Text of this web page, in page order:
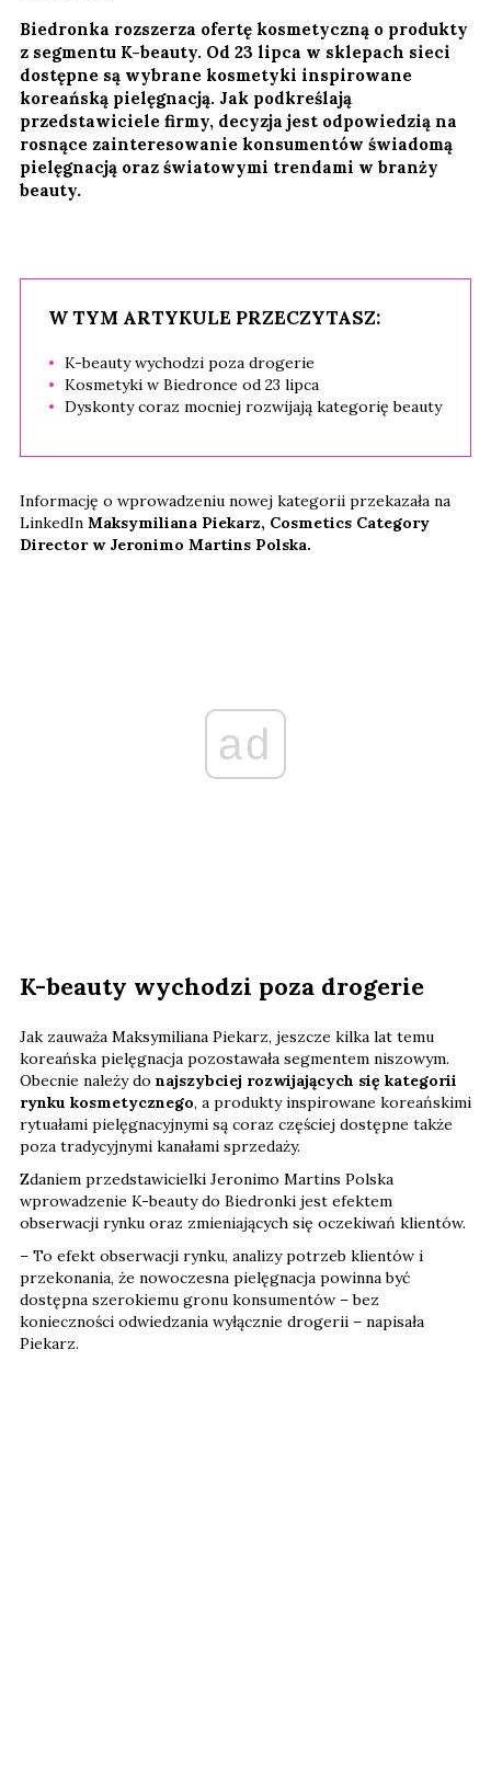
Biedronka rozszerza ofertę kosmetyczną o produkty
z segmentu K-beauty. Od 23 lipca w sklepach sieci
dostępne są wybrane kosmetyki inspirowane
koreańską pielęgnacją. Jak podkreślają
przedstawiciele firmy, decyzja jest odpowiedzią na
rosnące zainteresowanie konsumentów świadomą
pielęgnacją oraz światowymi trendami w branży
beauty.
W TYM ARTYKULE PRZECZYTASZ:
K-beauty wychodzi poza drogerie
Kosmetyki w Biedronce od 23 lipca
Dyskonty coraz mocniej rozwijają kategorię beauty
Informację o wprowadzeniu nowej kategorii przekazała na
LinkedIn Maksymiliana Piekarz, Cosmetics Category
Director w Jeronimo Martins Polska.
ad
K-beauty wychodzi poza drogerie
Jak zauważa Maksymiliana Piekarz, jeszcze kilka lat temu
koreańska pielęgnacja pozostawała segmentem niszowym.
Obecnie należy do najszybciej rozwijających się kategorii
rynku kosmetycznego, a produkty inspirowane koreańskimi
rytuałami pielęgnacyjnymi są coraz częściej dostępne także
poza tradycyjnymi kanałami sprzedaży.
Zdaniem przedstawicielki Jeronimo Martins Polska
wprowadzenie K-beauty do Biedronki jest efektem
obserwacji rynku oraz zmieniających się oczekiwań klientów.
– To efekt obserwacji rynku, analizy potrzeb klientów i
przekonania, że nowoczesna pielęgnacja powinna być
dostępna szerokiemu gronu konsumentów – bez
konieczności odwiedzania wyłącznie drogerii – napisała
Piekarz.